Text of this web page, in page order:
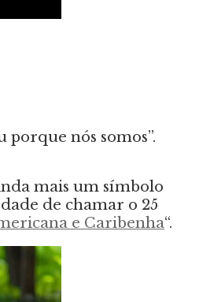
porque nós somos”.
mais um símbolo
de chamar o 25
e Caribenha“.